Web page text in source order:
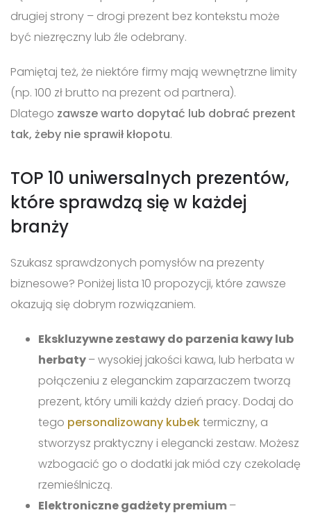
drugiej strony – drogi prezent bez kontekstu może
być niezręczny lub źle odebrany.
Pamiętaj też, że niektóre firmy mają wewnętrzne limity
(np. 100 zł brutto na prezent od partnera).
Dlatego zawsze warto dopytać lub dobrać prezent
tak, żeby nie sprawił kłopotu.
TOP 10 uniwersalnych prezentów,
które sprawdzą się w każdej
branży
Szukasz sprawdzonych pomysłów na prezenty
biznesowe? Poniżej lista 10 propozycji, które zawsze
okazują się dobrym rozwiązaniem.
Ekskluzywne zestawy do parzenia kawy lub
herbaty– wysokiej jakości kawa, lub herbata w
połączeniu z eleganckim zaparzaczem tworzą
prezent, który umili każdy dzień pracy. Dodaj do
tego personalizowany kubektermiczny, a
stworzysz praktyczny i elegancki zestaw. Możesz
wzbogacić go o dodatki jak miód czy czekoladę
rzemieślniczą.
Elektroniczne gadżety premium–